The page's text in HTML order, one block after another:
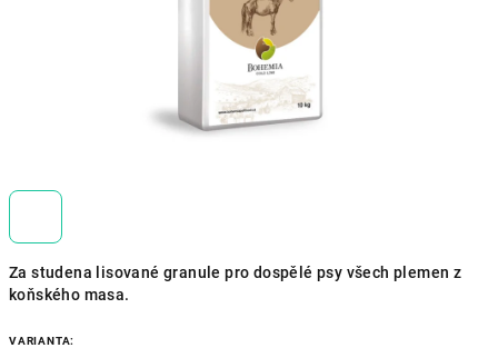
Za studena lisované granule pro dospělé psy všech plemen z
koňského masa.
VARIANTA: